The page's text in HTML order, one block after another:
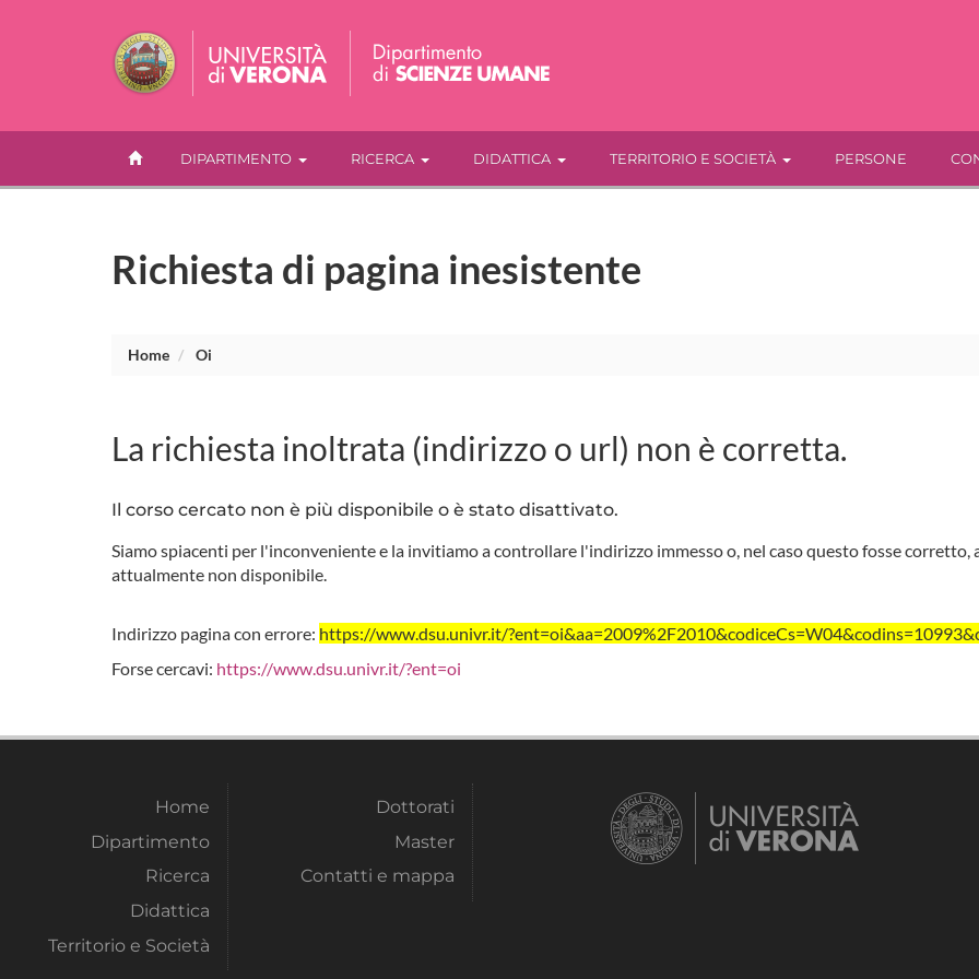
DIPARTIMENTO RICERCA DIDATTICA TERRITORIO E SOCIETÀ PERSONE
Richiesta di pagina inesistente
Home Oi
La richiesta inoltrata (indirizzo o url) non è corretta.
Il corso cercato non è più disponibile o è stato disattivato.
Siamo spiacenti per l'inconveniente e la invitiamo a controllare l'indirizzo immesso o, nel caso questo fosse
attualmente non disponibile.
Indirizzo pagina con errore: https://www.dsu.univr.it/
Forse cercavi: https://www.dsu.univr.it/?ent=oi
Home
Dipartimento
Ricerca
Didattica
Territorio e Società
Dottorati
Master
Contatti e mappa